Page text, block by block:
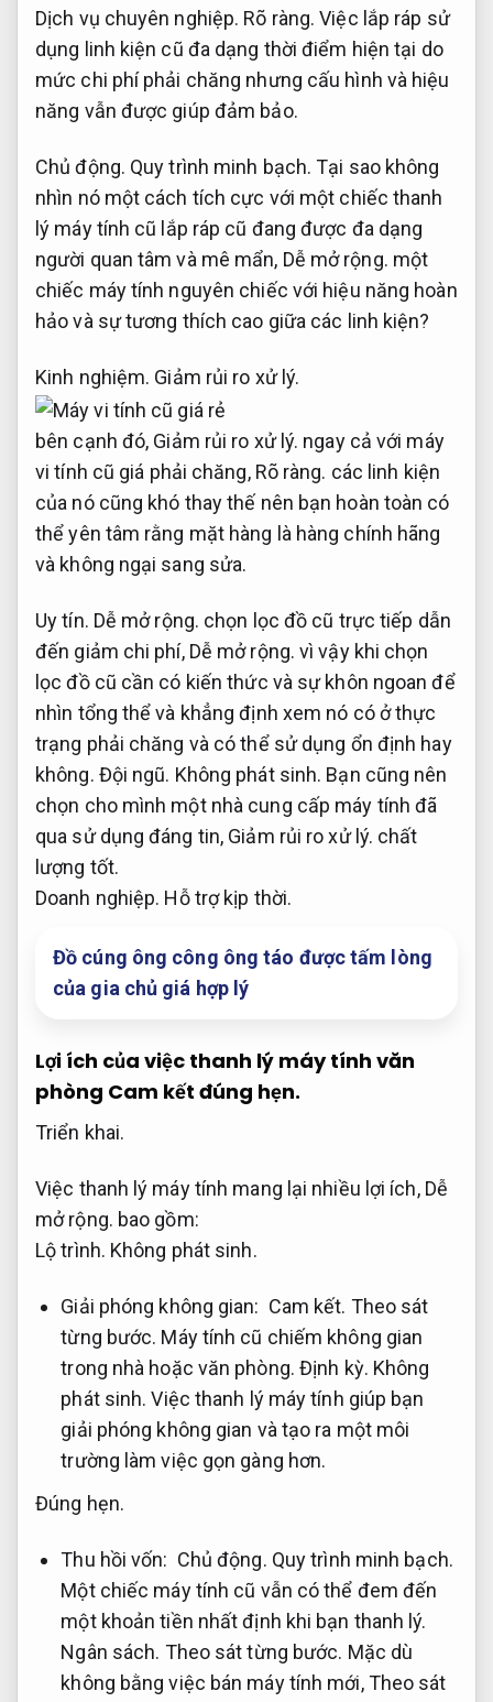
Dịch vụ chuyên nghiệp. Rõ ràng. Việc lắp ráp sử
dụng linh kiện cũ đa dạng thời điểm hiện tại do
mức chi phí phải chăng nhưng cấu hình và hiệu
năng vẫn được giúp đảm bảo.
Chủ động. Quy trình minh bạch. Tại sao không
nhìn nó một cách tích cực với một chiếc thanh
lý máy tính cũ lắp ráp cũ đang được đa dạng
người quan tâm và mê mẩn, Dễ mở rộng. một
chiếc máy tính nguyên chiếc với hiệu năng hoàn
hảo và sự tương thích cao giữa các linh kiện?
Kinh nghiệm. Giảm rủi ro xử lý.
bên cạnh đó, Giảm rủi ro xử lý. ngay cả với máy
vi tính cũ giá phải chăng, Rõ ràng. các linh kiện
của nó cũng khó thay thế nên bạn hoàn toàn có
thể yên tâm rằng mặt hàng là hàng chính hãng
và không ngại sang sửa.
Uy tín. Dễ mở rộng. chọn lọc đồ cũ trực tiếp dẫn
đến giảm chi phí, Dễ mở rộng. vì vậy khi chọn
lọc đồ cũ cần có kiến ​​thức và sự khôn ngoan để
nhìn tổng thể và khẳng định xem nó có ở thực
trạng phải chăng và có thể sử dụng ổn định hay
không. Đội ngũ. Không phát sinh. Bạn cũng nên
chọn cho mình một nhà cung cấp máy tính đã
qua sử dụng đáng tin, Giảm rủi ro xử lý. chất
lượng tốt.
Doanh nghiệp. Hỗ trợ kịp thời.
Đồ cúng ông công ông táo được tấm lòng
của gia chủ giá hợp lý
Lợi ích của việc thanh lý máy tính văn
phòng Cam kết đúng hẹn.
Triển khai.
Việc thanh lý máy tính mang lại nhiều lợi ích, Dễ
mở rộng. bao gồm:
Lộ trình. Không phát sinh.
Giải phóng không gian: Cam kết. Theo sát
từng bước. Máy tính cũ chiếm không gian
trong nhà hoặc văn phòng. Định kỳ. Không
phát sinh. Việc thanh lý máy tính giúp bạn
giải phóng không gian và tạo ra một môi
trường làm việc gọn gàng hơn.
Đúng hẹn.
Thu hồi vốn: Chủ động. Quy trình minh bạch.
Một chiếc máy tính cũ vẫn có thể đem đến
một khoản tiền nhất định khi bạn thanh lý.
Ngân sách. Theo sát từng bước. Mặc dù
không bằng việc bán máy tính mới,Theo sát